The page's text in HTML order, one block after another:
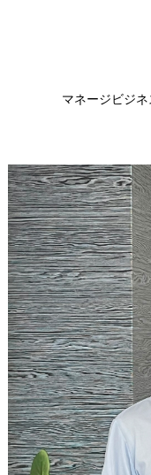
マネージビジネ